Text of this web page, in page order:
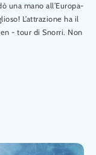
una mano all’Europa-
L’attrazione ha il
- tour di Snorri. Non